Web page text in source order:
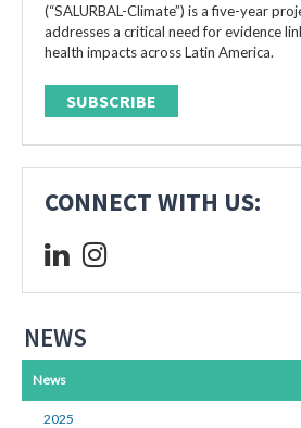
(“SALURBAL-Climate”) is a five-year
addresses a critical need for evidence
health impacts across Latin America.
SUBSCRIBE
CONNECT WITH US:
NEWS
News
2025